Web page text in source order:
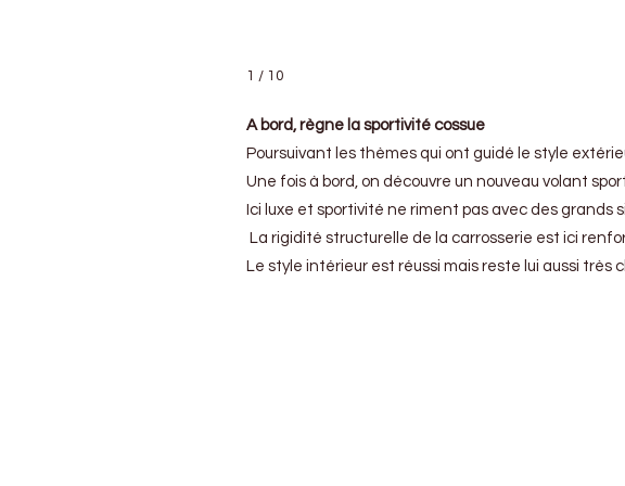
1 / 10
A bord, règne la sportivité cossue
Poursuivant les thèmes qui ont guidé le style
Une fois à bord, on découvre un nouveau volant
Ici luxe et sportivité ne riment pas avec des grands
La rigidité structurelle de la carrosserie est ici
Le style intérieur est réussi mais reste lui aussi très